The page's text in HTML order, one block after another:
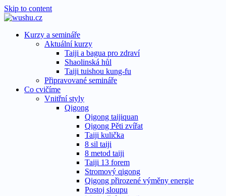
Skip to content
Kurzy a semináře
Aktuální kurzy
Taiji a bagua pro zdraví
Shaolinská hůl
Taiji tuishou kung-fu
Připravované semináře
Co cvičíme
Vnitřní styly
Qigong
Qigong taijiquan
Qigong Pěti zvířat
Taiji kulička
8 sil taiji
8 metod taiji
Taiji 13 forem
Stromový qigong
Qigong přirozené výměny energie
Postoj sloupu